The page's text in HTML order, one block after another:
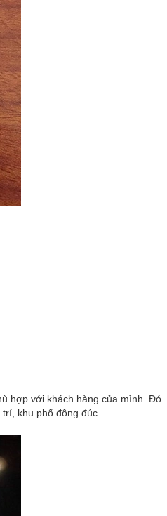
hợp với khách hàng của mình. Đó
khu phố đông đúc.